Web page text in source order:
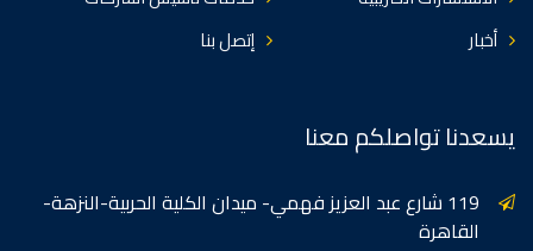
أخبار
إتصل بنا
يسعدنا تواصلكم معنا
119 شارع عبد العزيز فهمي- ميدان الكلية الحربية-النزهة-
القاهرة